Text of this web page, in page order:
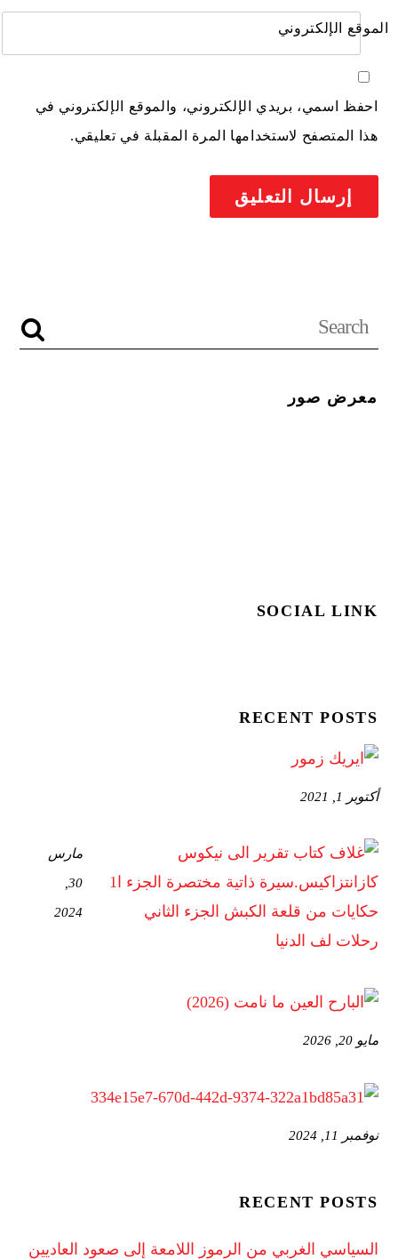
الموقع الإلكتروني
احفظ اسمي، بريدي الإلكتروني، والموقع الإلكتروني في
هذا المتصفح لاستخدامها المرة المقبلة في تعليقي.
معرض صور
SOCIAL LINK
RECENT POSTS
أكتوبر 1, 2021
مارس
2024
مايو 20, 2026
نوفمبر 11, 2024
RECENT POSTS
السياسي الغربي من الرموز اللامعة إلى صعود العاديين